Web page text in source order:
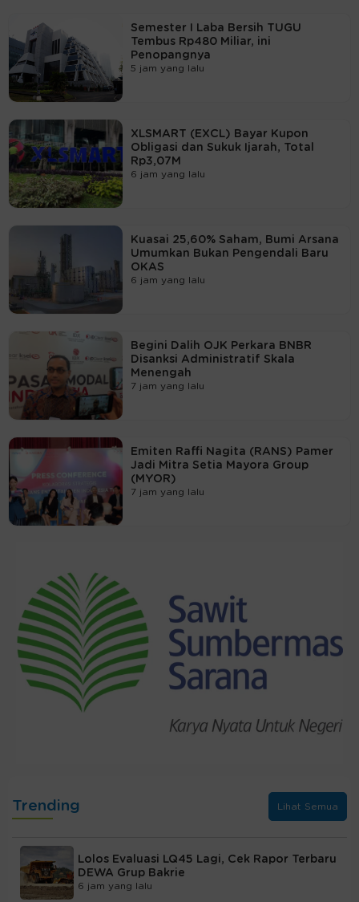
Semester I Laba Bersih TUGU
Tembus Rp480 Miliar, ini
Penopangnya
5 jam yang lalu
XLSMART (EXCL) Bayar Kupon
Obligasi dan Sukuk Ijarah, Total
Rp3,07M
6 jam yang lalu
Kuasai 25,60% Saham, Bumi Arsana
Umumkan Bukan Pengendali Baru
OKAS
6 jam yang lalu
Begini Dalih OJK Perkara BNBR
Disanksi Administratif Skala
Menengah
7 jam yang lalu
Emiten Raffi Nagita (RANS) Pamer
Jadi Mitra Setia Mayora Group
(MYOR)
7 jam yang lalu
Trending Lihat Semua
Lolos Evaluasi LQ45 Lagi, Cek Rapor Terbaru
DEWA Grup Bakrie
6 jam yang lalu